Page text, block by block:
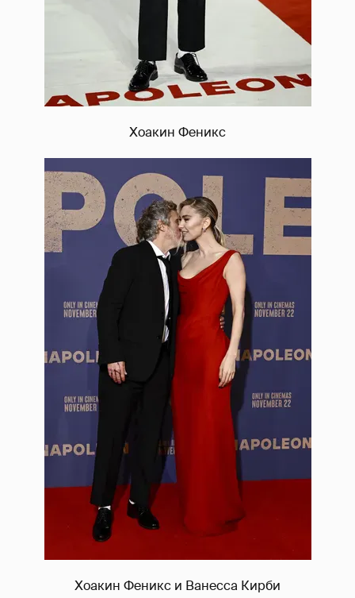
Хоакин Феникс
Хоакин Феникс и Ванесса Кирби